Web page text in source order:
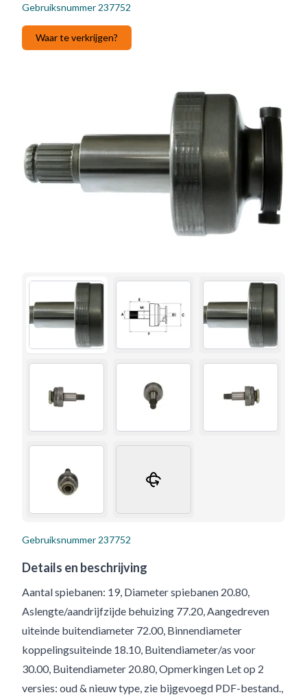
Gebruiksnummer 237752
Waar te verkrijgen?
Gebruiksnummer 237752
Details en beschrijving
Aantal spiebanen: 19, Diameter spiebanen 20.80,
Aslengte/aandrijfzijde behuizing 77.20, Aangedreven
uiteinde buitendiameter 72.00, Binnendiameter
koppelingsuiteinde 18.10, Buitendiameter/as voor
30.00, Buitendiameter 20.80, Opmerkingen Let op 2
versies: oud & nieuw type, zie bijgevoegd PDF-bestand.,